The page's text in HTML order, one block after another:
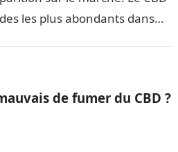
les plus abondants dans
de fumer du CBD ?